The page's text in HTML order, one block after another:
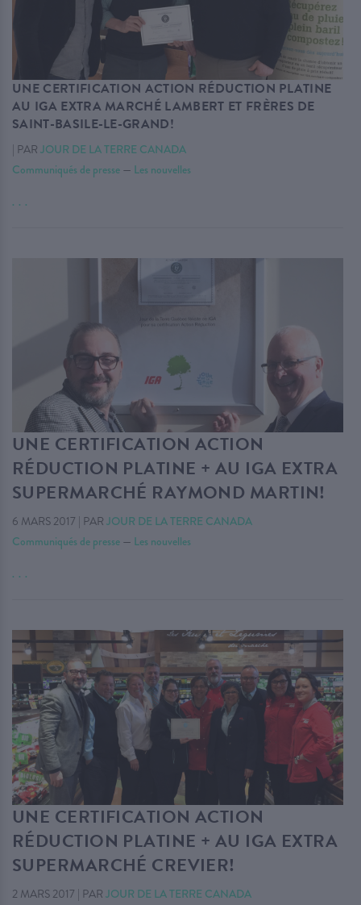
UNE CERTIFICATION ACTION RÉDUCTION PLATINE
AU IGA EXTRA MARCHÉ LAMBERT ET FRÈRES DE
SAINT-BASILE-LE-GRAND!
| PAR JOUR DE LA TERRE CANADA
Communiqués de presse — Les nouvelles
. . .
UNE CERTIFICATION ACTION
RÉDUCTION PLATINE + AU IGA EXTRA
SUPERMARCHÉ RAYMOND MARTIN!
6 MARS 2017 | PAR JOUR DE LA TERRE CANADA
Communiqués de presse — Les nouvelles
. . .
UNE CERTIFICATION ACTION
RÉDUCTION PLATINE + AU IGA EXTRA
SUPERMARCHÉ CREVIER!
2 MARS 2017 | PAR JOUR DE LA TERRE CANADA